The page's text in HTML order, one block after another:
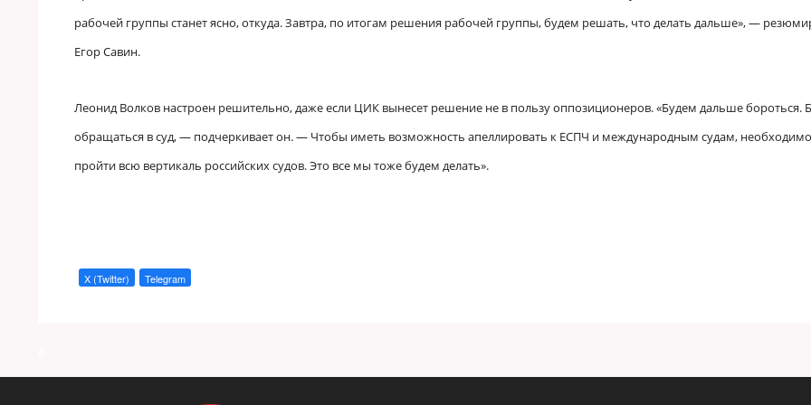
рабочей группы станет ясно, откуда. Завтра, по итогам решения рабочей группы, будем решать, что делать дальше», —
Егор Савин.
Леонид Волков настроен решительно, даже если ЦИК вынесет решение не в пользу оппозиционеров. «Будем дальше бороться.
обращаться в суд, — подчеркивает он. — Чтобы иметь возможность апеллировать к ЕСПЧ и международным судам, необходимо
пройти всю вертикаль российских судов. Это все мы тоже будем делать».
X (Twitter) Telegram